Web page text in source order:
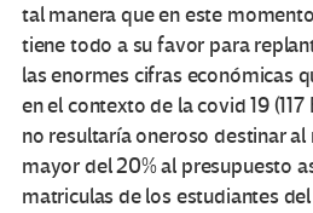
tal manera que en este
tiene todo a su favor para
las enormes cifras económicas
en el contexto de la covid 19 (117
no resultaría oneroso destinar al
mayor del 20% al presupuesto
matriculas de los estudiantes